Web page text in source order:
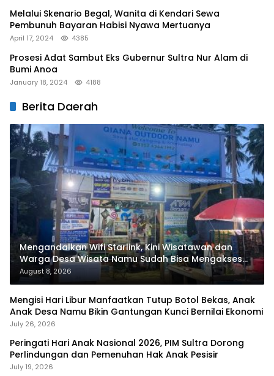
Melalui Skenario Begal, Wanita di Kendari Sewa
Pembunuh Bayaran Habisi Nyawa Mertuanya
April 17, 2024 4385
Prosesi Adat Sambut Eks Gubernur Sultra Nur Alam di
Bumi Anoa
January 18, 2024 4188
Berita Daerah
Mengandalkan Wifi Starlink, Kini Wisatawan dan
Warga Desa Wisata Namu Sudah Bisa Mengakses
Transaksi Digital
August 8, 2026
Mengisi Hari Libur Manfaatkan Tutup Botol Bekas, Anak
Anak Desa Namu Bikin Gantungan Kunci Bernilai Ekonomi
July 26, 2026
Peringati Hari Anak Nasional 2026, PIM Sultra Dorong
Perlindungan dan Pemenuhan Hak Anak Pesisir
July 19, 2026